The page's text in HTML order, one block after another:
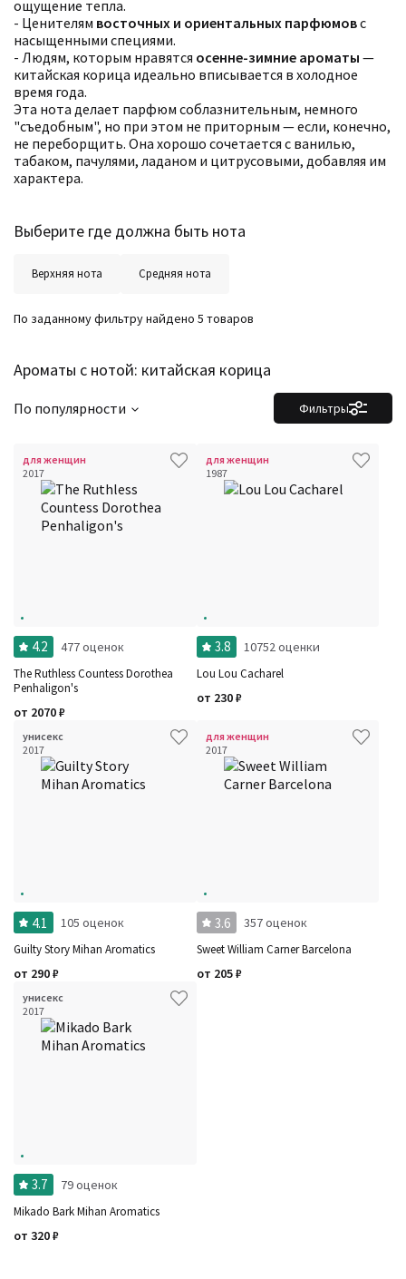
ощущение тепла.
- Ценителям восточных и ориентальных парфюмовс
насыщенными специями.
- Людям, которым нравятся осенне-зимние ароматы —
китайская корица идеально вписывается в холодное
время года.
Эта нота делает парфюм соблазнительным, немного
"съедобным", но при этом не приторным — если, конечно,
не переборщить. Она хорошо сочетается с ванилью,
табаком, пачулями, ладаном и цитрусовыми, добавляя им
характера.
Выберите где должна быть нота
Верхняя нота Средняя нота
Ароматы с нотой: китайская корица
По заданному фильтру найдено 5 товаров
Фильтры
По популярности
Рейтинг
Количество оценок Сбросить
Цена Сбросить
Шлейф Сбросить
Бренды
для женщин
2017
4.2 477 оценок
The Ruthless Countess Dorothea
Penhaligon's
от 2070₽
для женщин
1987
3.8 10752 оценки
Lou Lou Cacharel
от 230₽
унисекс
2017
4.1 105 оценок
Guilty Story Mihan Aromatics
от 290₽
для женщин
2017
3.6 357 оценок
Sweet William Carner Barcelona
от 205₽
унисекс
2017
3.7 79 оценок
Mikado Bark Mihan Aromatics
от 320₽